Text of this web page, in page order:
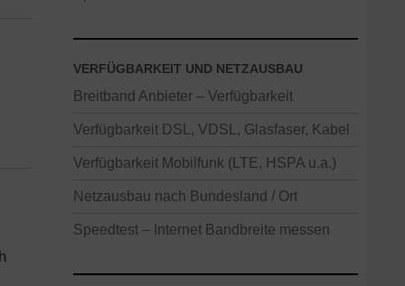
VERFÜGBARKEIT UND NETZAUSBAU
Breitband Anbieter – Verfügbarkeit
Verfügbarkeit DSL, VDSL, Glasfaser, Kabel
Verfügbarkeit Mobilfunk (LTE, HSPA u.a.)
Netzausbau nach Bundesland / Ort
Speedtest – Internet Bandbreite messen